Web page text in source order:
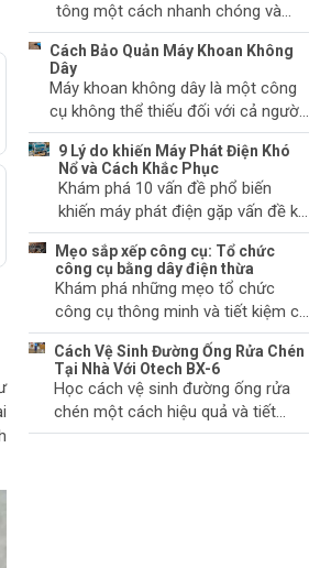
tông một cách nhanh chóng và
hiệu quả. Lựa chọn dụng cụ mài
phù hợp và kỹ thuật mài mũi khoan
đúng cách.
Cách Bảo Quản Máy Khoan Không
Dây
Máy khoan không dây là một công
cụ không thể thiếu đối với cả người
làm tự chọn và các chuyên gia. Hãy
tìm hiểu cách chăm sóc máy khoan
không dây của bạn để duy trì hiệu
suất và ngăn chặn sự cố trước khi
chúng bắt đầu.
9 Lý do khiến Máy Phát Điện Khó
Nổ và Cách Khắc Phục
Khám phá 10 vấn đề phổ biến
khiến máy phát điện gặp vấn đề khi
khởi động và cách khắc phục
chúng. Tìm hiểu thêm ngay!
Mẹo sắp xếp công cụ: Tổ chức
công cụ bằng dây điện thừa
Khám phá những mẹo tổ chức
công cụ thông minh và tiết kiệm chi
phí với dây điện thừa. Biến không
gian làm việc của bạn trở nên gọn
gàng và khoa học.
Cách Vệ Sinh Đường Ống Rửa Chén
Tại Nhà Với Otech BX-6
Học cách vệ sinh đường ống rửa
chén một cách hiệu quả và tiết
kiệm thời gian tại nhà với sản phẩm